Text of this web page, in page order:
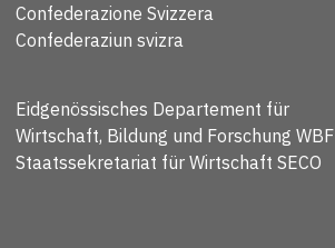
Confederazione Svizzera
Confederaziun svizra
Eidgenössisches Departement für
Wirtschaft, Bildung und Forschung WBF
Staatssekretariat für Wirtschaft SECO